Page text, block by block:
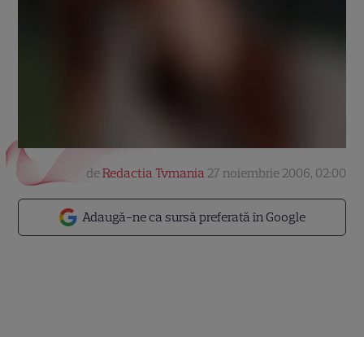
Adaugă-ne ca sursă preferată în Google
deRedactia Tvmania 27 noiembrie 2006, 02:00